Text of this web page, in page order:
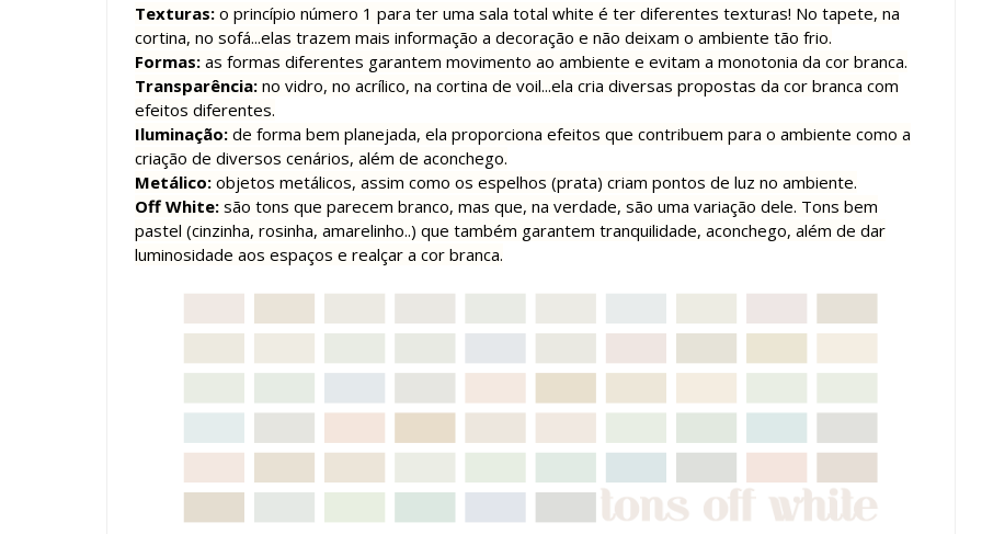
Texturas: o princípio número 1 para ter uma sala total white é ter diferentes texturas! No tapete, na
cortina, no sofá...elas trazem mais informação a decoração e não deixam o ambiente tão frio.
Formas: as formas diferentes garantem movimento ao ambiente e evitam a monotonia da cor branca.
Transparência: no vidro, no acrílico, na cortina de voil...ela cria diversas propostas da cor branca com
efeitos diferentes.
Iluminação: de forma bem planejada, ela proporciona efeitos que contribuem para o ambiente como a
criação de diversos cenários, além de aconchego.
Metálico: objetos metálicos, assim como os espelhos (prata) criam pontos de luz no ambiente.
Off White: são tons que parecem branco, mas que, na verdade, são uma variação dele. Tons bem
pastel (cinzinha, rosinha, amarelinho..) que também garantem tranquilidade, aconchego, além de dar
luminosidade aos espaços e realçar a cor branca.